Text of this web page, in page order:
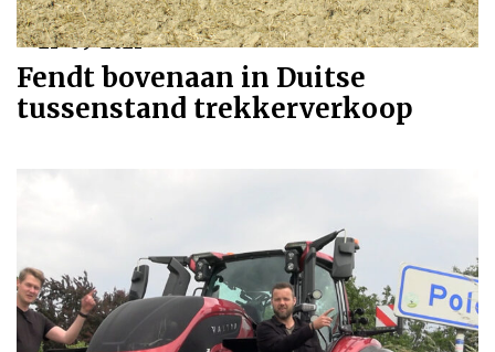
21-09-2021
Fendt bovenaan in Duitse
tussenstand trekkerverkoop